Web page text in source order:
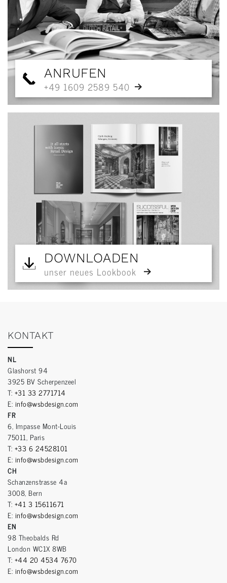
ANRUFEN
+49 1609 2589 540
DOWNLOADEN
unser neues Lookbook
KONTAKT
NL
Glashorst 94
3925 BV Scherpenzeel
T: +31 33 2771714
E: info@wsbdesign.com
FR
6, Impasse Mont-Louis
75011, Paris
T: +33 6 24528101
E: info@wsbdesign.com
CH
Schanzenstrasse 4a
3008, Bern
T: +41 3 15611671
E: info@wsbdesign.com
EN
98 Theobalds Rd
London WC1X 8WB
T: +44 20 4534 7670
E: info@wsbdesign.com